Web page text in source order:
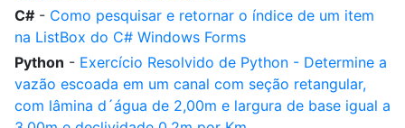
C# - Como pesquisar e retornar o índice de um item
na ListBox do C# Windows Forms
Python - Exercício Resolvido de Python - Determine a
vazão escoada em um canal com seção retangular,
com lâmina d´água de 2,00m e largura de base igual a